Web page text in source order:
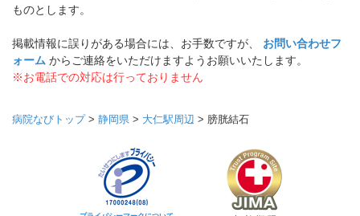
ものとします。
掲載情報に誤りがある場合には、お手数ですが、 お問い合わせフ
ォーム からご連絡をいただけますようお願いいたします。
※お電話での対応は行っておりません
病院なびトップ> 静岡県 > 大仁駅周辺 > 膀胱結石